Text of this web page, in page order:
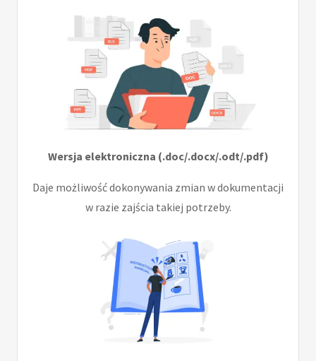
Wersja elektroniczna (.doc/.docx/.odt/.pdf)
Daje możliwość dokonywania zmian w dokumentacji
w razie zajścia takiej potrzeby.